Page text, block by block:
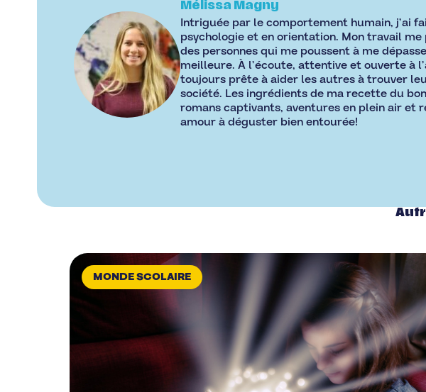
Mélissa Magny
Intriguée par le comportement humain, j’ai
psychologie et en orientation. Mon travail
des personnes qui me poussent à me
meilleure. À l’écoute, attentive et ouverte à
toujours prête à aider les autres à trouver
société. Les ingrédients de ma recette du
romans captivants, aventures en plein air et
amour à déguster bien entourée!
MONDE SCOLAIRE